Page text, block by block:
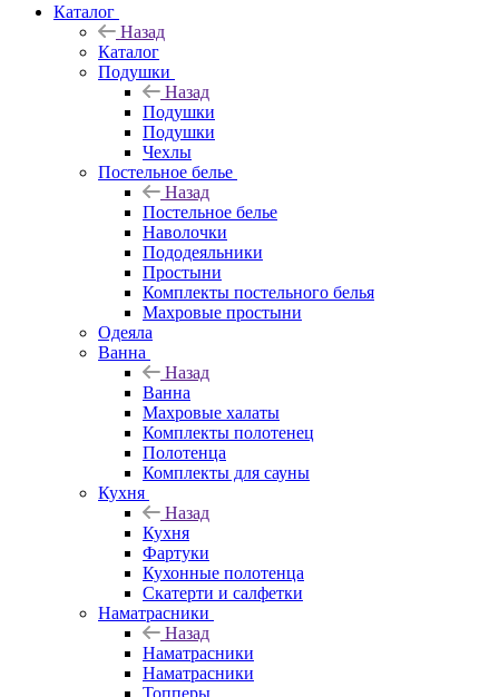
Каталог
Назад
Каталог
Подушки
Назад
Подушки
Подушки
Чехлы
Постельное белье
Назад
Постельное белье
Наволочки
Пододеяльники
Простыни
Комплекты постельного белья
Махровые простыни
Одеяла
Ванна
Назад
Ванна
Махровые халаты
Комплекты полотенец
Полотенца
Комплекты для сауны
Кухня
Назад
Кухня
Фартуки
Кухонные полотенца
Скатерти и салфетки
Наматрасники
Назад
Наматрасники
Наматрасники
Топперы